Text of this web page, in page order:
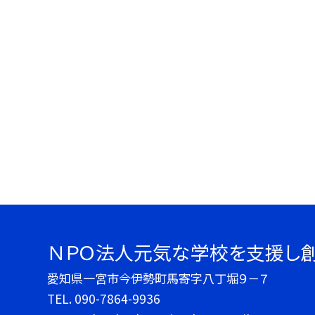
ＮＰＯ法人元気な学校を支援し
愛知県一宮市今伊勢町馬寄字八丁堀９－７
TEL. 090-7864-9936